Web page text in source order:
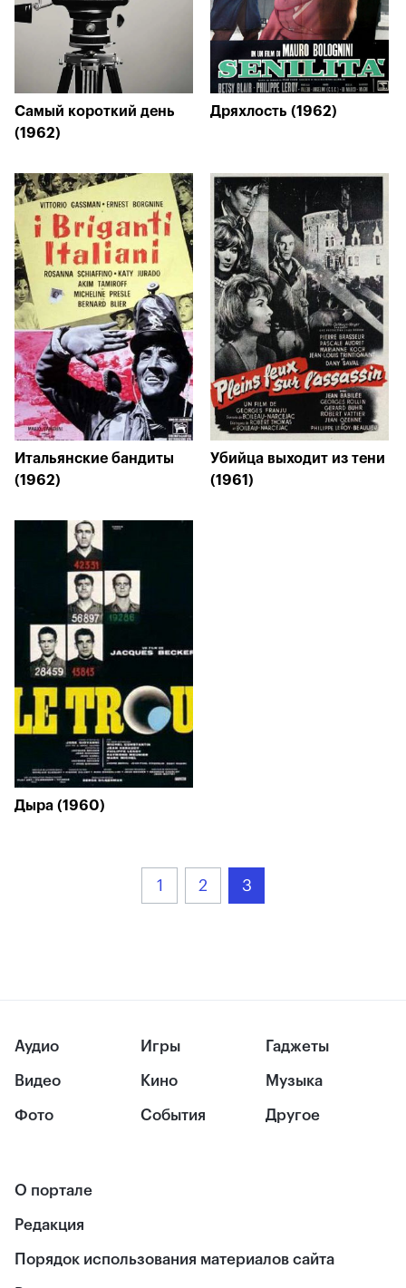
Самый короткий день
(1962)
Дряхлость (1962)
Итальянские бандиты
(1962)
Убийца выходит из тени
(1961)
Дыра (1960)
1 2 3
Аудио
Видео
Фото
Игры
Кино
События
Гаджеты
Музыка
Другое
О портале
Редакция
Порядок использования материалов сайта